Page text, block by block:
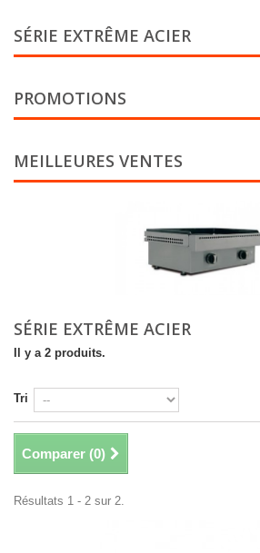
SÉRIE EXTRÊME ACIER
PROMOTIONS
MEILLEURES VENTES
SÉRIE EXTRÊME ACIER
Il y a 2 produits.
Tri
Comparer (0)
Résultats 1 - 2 sur 2.